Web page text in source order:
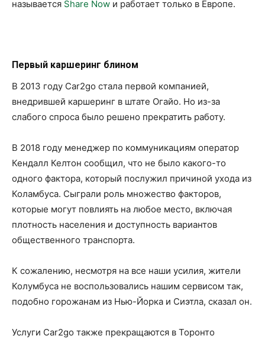
называется Share Now и работает только в Европе.
Первый каршеринг блином
В 2013 году Car2go стала первой компанией,
внедрившей каршеринг в штате Огайо. Но из-за
слабого спроса было решено прекратить работу.
В 2018 году менеджер по коммуникациям оператор
Кендалл Келтон сообщил, что не было какого-то
одного фактора, который послужил причиной ухода из
Коламбуса. Сыграли роль множество факторов,
которые могут повлиять на любое место, включая
плотность населения и доступность вариантов
общественного транспорта.
К сожалению, несмотря на все наши усилия, жители
Колумбуса не воспользовались нашим сервисом так,
подобно горожанам из Нью-Йорка и Сиэтла, сказал он.
Услуги Car2go также прекращаются в Торонто